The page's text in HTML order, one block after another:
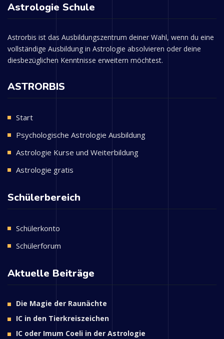
Astrologie Schule
Astrorbis ist das Ausbildungszentrum deiner Wahl, wenn du eine
vollständige Ausbildung in Astrologie absolvieren oder deine
diesbezüglichen Kenntnisse erweitern möchtest.
ASTRORBIS
Start
Psychologische Astrologie Ausbildung
Astrologie Kurse und Weiterbildung
Astrologie gratis
Schülerbereich
Schülerkonto
Schülerforum
Aktuelle Beiträge
Die Magie der Raunächte
IC in den Tierkreiszeichen
IC oder Imum Coeli in der Astrologie